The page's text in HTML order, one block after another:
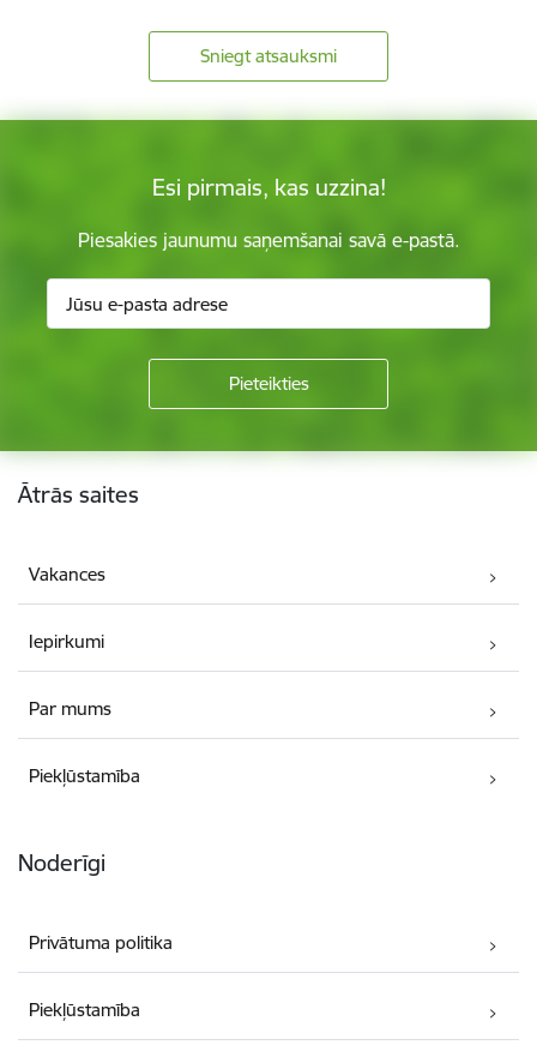
Sniegt atsauksmi
Esi pirmais, kas uzzina!
Piesakies jaunumu saņemšanai savā e-pastā.
Kājene
Ātrās saites
Vakances
Iepirkumi
Par mums
Piekļūstamība
Noderīgi
Privātuma politika
Piekļūstamība